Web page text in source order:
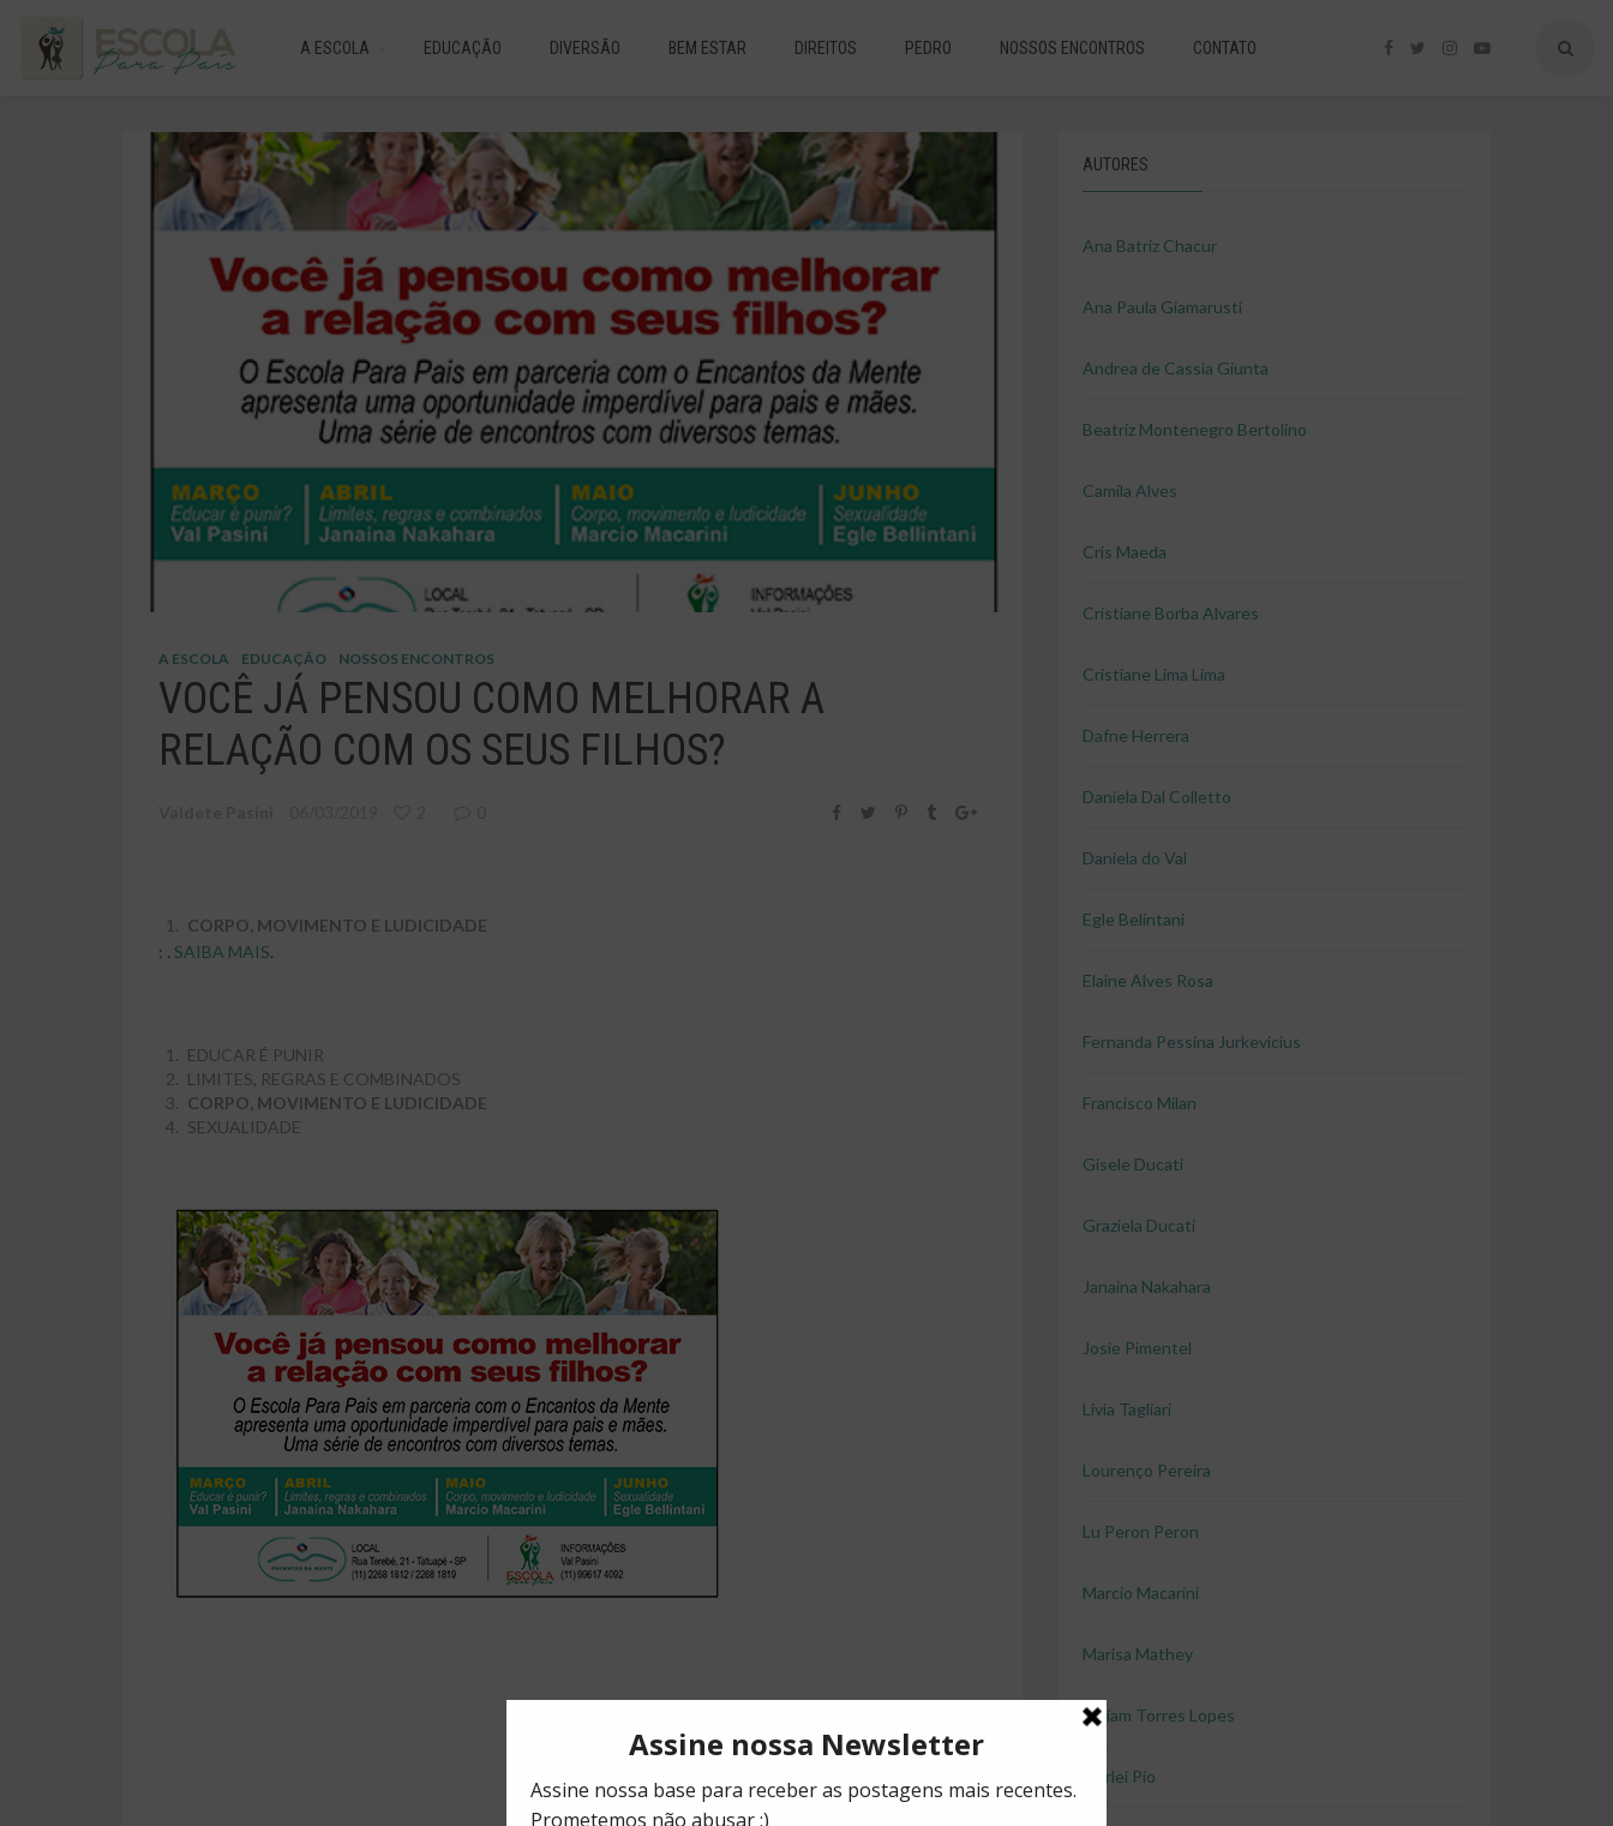
A ESCOLA EDUCAÇÃO DIVERSÃO BEM ESTAR DIREITOS PEDRO NOSSOS ENCONTROS CONTATO
A ESCOLA EDUCAÇÃO NOSSOS ENCONTROS
VOCÊ JÁ PENSOU COMO MELHORAR A
RELAÇÃO COM OS SEUS FILHOS?
CORPO, MOVIMENTO E LUDICIDADE
: . SAIBA MAIS.
EDUCAR É PUNIR
LIMITES, REGRAS E COMBINADOS
CORPO, MOVIMENTO E LUDICIDADE
SEXUALIDADE
AUTORES
Ana Batriz Chacur
Ana Paula Giamarusti
Andrea de Cassia Giunta
Beatriz Montenegro Bertolino
Camila Alves
Cris Maeda
Cristiane Borba Alvares
Cristiane Lima Lima
Dafne Herrera
Daniela Dal Colletto
Daniela do Val
Egle Belintani
Elaine Alves Rosa
Fernanda Pessina Jurkevicius
Francisco Milan
Gisele Ducati
Graziela Ducati
Janaina Nakahara
Josie Pimentel
Livia Tagliari
Lourenço Pereira
Lu Peron Peron
Marcio Macarini
Marisa Mathey
Miriam Torres Lopes
Shirlei Pio